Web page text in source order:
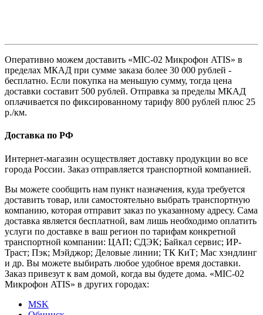
Оперативно можем доставить «MIC-02 Микрофон ATIS» в
пределах МКАД при сумме заказа более 30 000 рублей -
бесплатно. Если покупка на меньшую сумму, тогда цена
доставки составит 500 рублей. Отправка за пределы МКАД
оплачивается по фиксированному тарифу 800 рублей плюс 25
р./км.
Доставка по РФ
Интернет-магазин осуществляет доставку продукции во все
города России. Заказ отправляется транспортной компанией.
Вы можете сообщить нам пункт назначения, куда требуется
доставить товар, или самостоятельно выбрать транспортную
компанию, которая отправит заказ по указанному адресу. Сама
доставка является бесплатной, вам лишь необходимо оплатить
услуги по доставке в ваш регион по тарифам конкретной
транспортной компании: ЦАП; СДЭК; Байкал сервис; ИР-
Траст; Пэк; Мэйджор; Деловые линии; ТК КиТ; Мас хэндлинг
и др. Вы можете выбирать любое удобное время доставки.
Заказ привезут к вам домой, когда вы будете дома. «MIC-02
Микрофон ATIS» в других городах:
MSK